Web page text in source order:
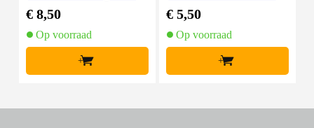
€ 8,50
Op voorraad
+
€ 5,50
Op voorraad
+